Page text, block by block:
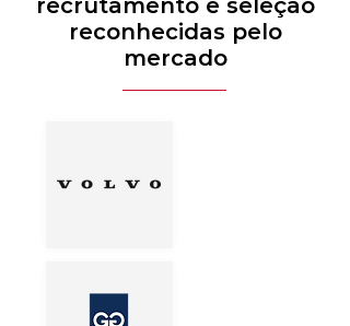
recrutamento e seleção
reconhecidas pelo
mercado